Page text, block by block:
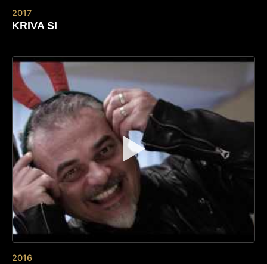
2017
KRIVA SI
▶
2016